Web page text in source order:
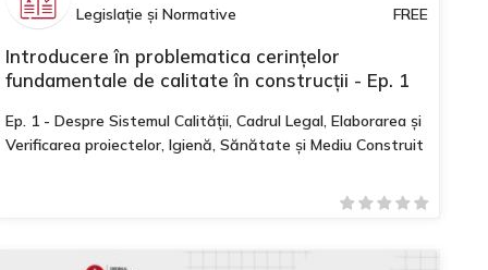
Legislație și Normative FREE
Introducere în problematica cerințelor
fundamentale de calitate în construcții - Ep. 1
Ep. 1 - Despre Sistemul Calității, Cadrul Legal, Elaborarea și
Verificarea proiectelor, Igienă, Sănătate și Mediu Construit